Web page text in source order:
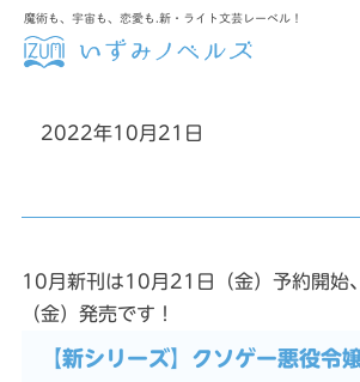
魔術も、宇宙も、恋愛も.新・ライト文芸レーベル！
2022年10月21日
10月新刊は10月21日（金）予約開始
（金）発売です！
【新シリーズ】クソゲー悪役